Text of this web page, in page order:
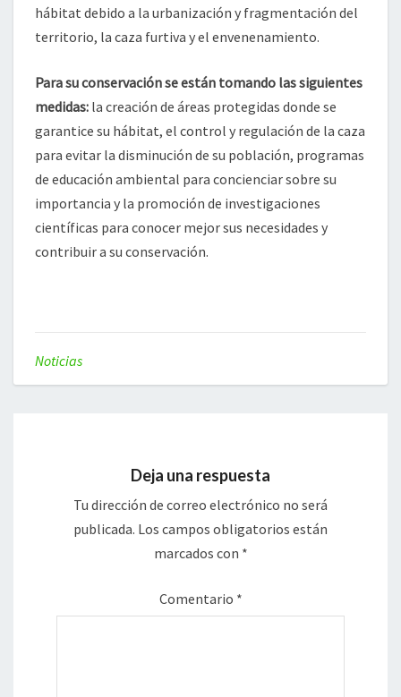
hábitat debido a la urbanización y fragmentación del
territorio, la caza furtiva y el envenenamiento.
Para su conservación se están tomando las siguientes
medidas: la creación de áreas protegidas donde se
garantice su hábitat, el control y regulación de la caza
para evitar la disminución de su población, programas
de educación ambiental para concienciar sobre su
importancia y la promoción de investigaciones
científicas para conocer mejor sus necesidades y
contribuir a su conservación.
Noticias
Deja una respuesta
Tu dirección de correo electrónico no será
publicada. Los campos obligatorios están
marcados con *
Comentario *